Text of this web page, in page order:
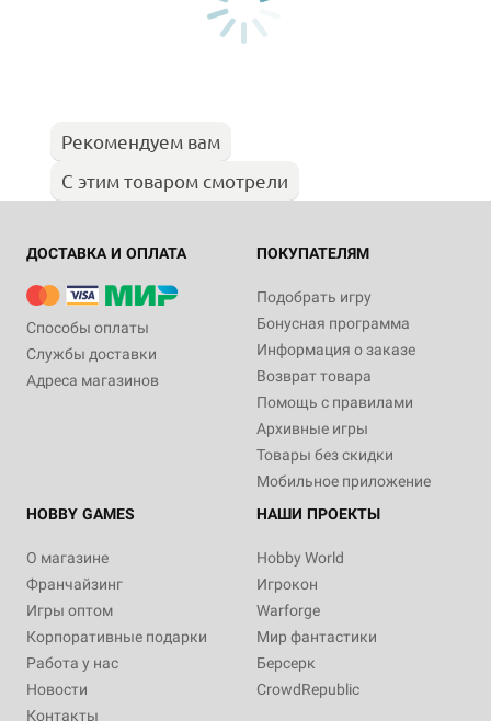
Рекомендуем вам
С этим товаром смотрели
ДОСТАВКА И ОПЛАТА
Способы оплаты
Службы доставки
Адреса магазинов
ПОКУПАТЕЛЯМ
Подобрать игру
Бонусная программа
Информация о заказе
Возврат товара
Помощь с правилами
Архивные игры
Товары без скидки
Мобильное приложение
HOBBY GAMES
О магазине
Франчайзинг
Игры оптом
Корпоративные подарки
Работа у нас
Новости
Контакты
НАШИ ПРОЕКТЫ
Hobby World
Игрокон
Warforge
Мир фантастики
Берсерк
CrowdRepublic